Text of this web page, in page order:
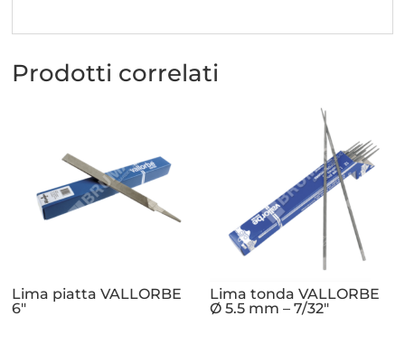
Prodotti correlati
Lima piatta VALLORBE
6″
Lima tonda VALLORBE
Ø 5.5 mm – 7/32″